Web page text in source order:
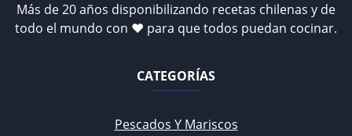
Más de 20 años disponibilizando recetas chilenas y de
todo el mundo con ♥ para que todos puedan cocinar.
CATEGORÍAS
Pescados Y Mariscos